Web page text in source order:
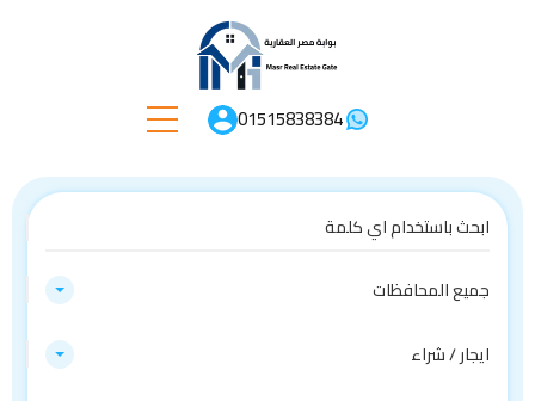
01515838384
جميع المحافظات
ايجار / شراء